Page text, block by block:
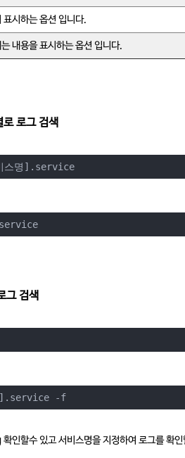
표시하는 옵션 입니다.
내용을 표시하는 옵션 입니다.
로그 검색
명].service
그 검색
].service -f
인할수 있고 서비스명을 지정하여 로그를 확인